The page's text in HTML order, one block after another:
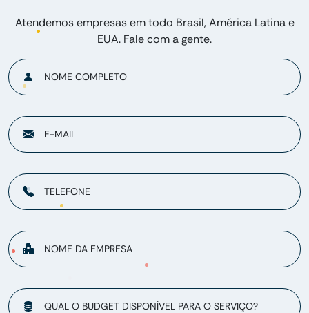
Atendemos empresas em todo Brasil, América Latina e
EUA. Fale com a gente.
NOME COMPLETO
E-MAIL
TELEFONE
NOME DA EMPRESA
QUAL O BUDGET DISPONÍVEL PARA O SERVIÇO?